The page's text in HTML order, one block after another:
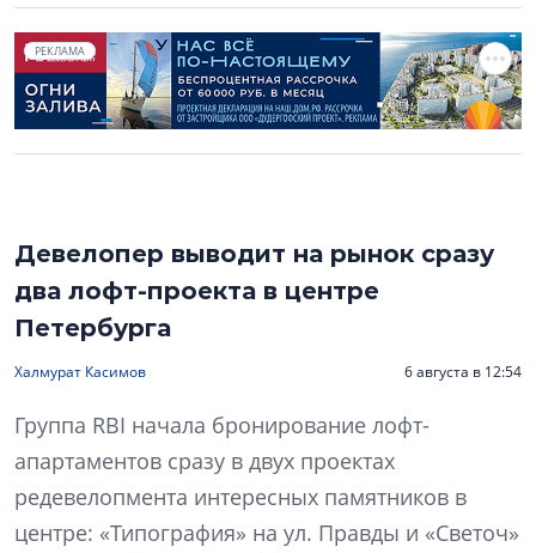
РЕКЛАМА
Девелопер выводит на рынок сразу
два лофт-проекта в центре
Петербурга
Халмурат Касимов 6 августа в 12:54
Группа RBI начала бронирование лофт-
апартаментов сразу в двух проектах
редевелопмента интересных памятников в
центре: «Типография» на ул. Правды и «Светоч»